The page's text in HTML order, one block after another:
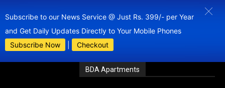
Subscribe to our News Service @ Just Rs. 399/- per Year
and Get Daily Updates Directly to Your Mobile Phones
Subscribe Now
Checkout
BDA Apartments